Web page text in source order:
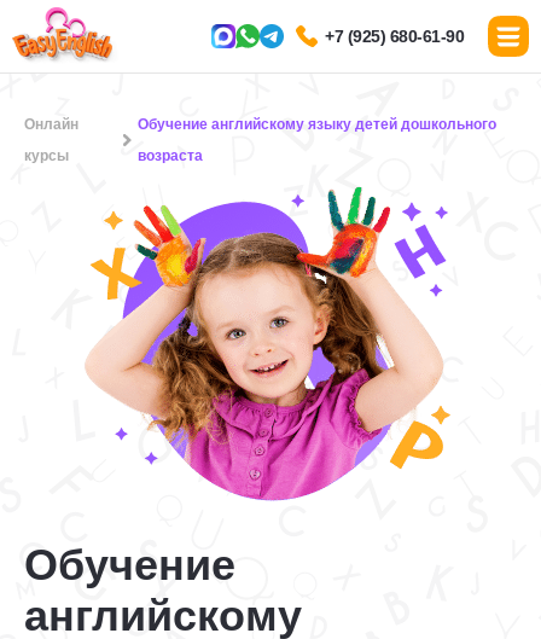
+7 (925) 680-61-90
Онлайн
курсы
Обучение английскому языку детей дошкольного
возраста
Обучение
английскому